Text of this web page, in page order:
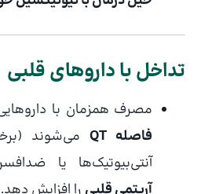
تداخل با داروهای قلبی
مصرف همزمان با
فاصله QT
می‌شوند
آنتی‌بیوتیک‌ها یا